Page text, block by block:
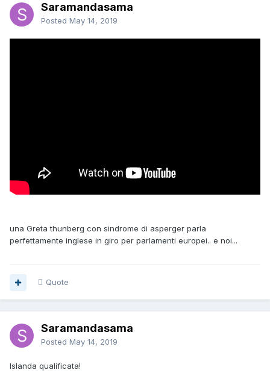
Saramandasama
Posted May 14, 2019
una Greta thunberg con sindrome di asperger parla
perfettamente inglese in giro per parlamenti europei.. e noi...
Quote
Saramandasama
Posted May 14, 2019
Islanda qualificata!